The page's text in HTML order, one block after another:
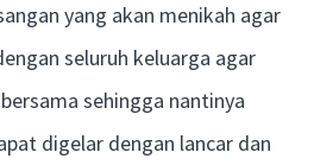
yang akan menikah agar
seluruh keluarga agar
sehingga nantinya
digelar dengan lancar dan